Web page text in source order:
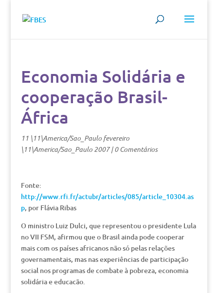
Economia Solidária e
cooperação Brasil-
África
11 \11\America/Sao_Paulo fevereiro
\11\America/Sao_Paulo 2007|0 Comentários
Fonte:
http://www.rfi.fr/actubr/articles/085/article_10304.as
p, por Flávia Ribas
O ministro Luiz Dulci, que representou o presidente Lula
no VII FSM, afirmou que o Brasil ainda pode cooperar
mais com os países africanos não só pelas relações
governamentais, mas nas experiências de participação
social nos programas de combate à pobreza, economia
solidária e educacão.